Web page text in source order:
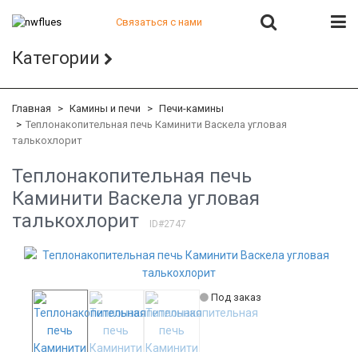
Связаться с нами
+7 (812) 542-07-85
+7 (812) 380-41-39
Категории
Главная Камины и печи
Печи-камины
Теплонакопительная печь Каминити Васкела угловая
талькохлорит
Теплонакопительная печь
Каминити Васкела угловая
талькохлорит
ID#2747
Под заказ